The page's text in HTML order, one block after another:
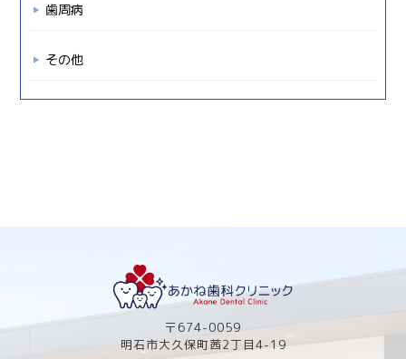
歯周病
その他
〒674-0059
明石市大久保町茜2丁目4-19